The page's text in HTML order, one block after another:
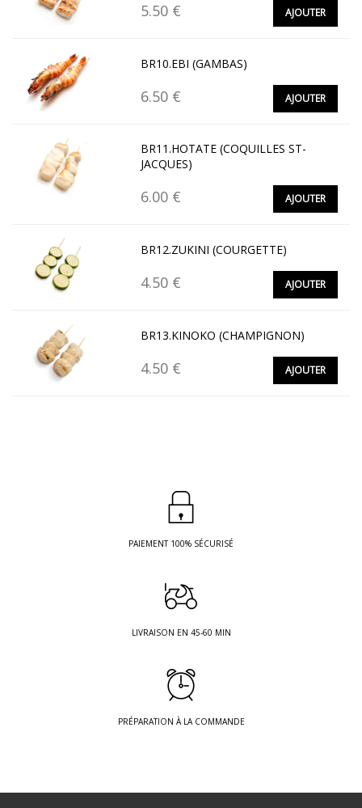
5.50 € AJOUTER
BR10.EBI (GAMBAS)
6.50 € AJOUTER
BR11.HOTATE (COQUILLES ST-
JACQUES)
6.00 € AJOUTER
BR12.ZUKINI (COURGETTE)
4.50 € AJOUTER
BR13.KINOKO (CHAMPIGNON)
4.50 € AJOUTER
PAIEMENT 100% SÉCURISÉ
LIVRAISON EN 45-60 MIN
PRÉPARATION À LA COMMANDE